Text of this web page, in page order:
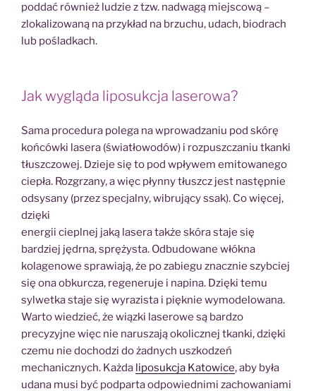
poddać również ludzie z tzw. nadwagą miejscową –
zlokalizowaną na przykład na brzuchu, udach, biodrach
lub pośladkach.
Jak wygląda liposukcja laserowa?
Sama procedura polega na wprowadzaniu pod skórę
końcówki lasera (światłowodów) i rozpuszczaniu tkanki
tłuszczowej. Dzieje się to pod wpływem emitowanego
ciepła. Rozgrzany, a więc płynny tłuszcz jest następnie
odsysany (przez specjalny, wibrujący ssak). Co więcej,
dzięki
energii cieplnej jaką lasera także skóra staje się
bardziej jędrna, sprężysta. Odbudowane włókna
kolagenowe sprawiają, że po zabiegu znacznie szybciej
się ona obkurcza, regeneruje i napina. Dzięki temu
sylwetka staje się wyrazista i pięknie wymodelowana.
Warto wiedzieć, że wiązki laserowe są bardzo
precyzyjne więc nie naruszają okolicznej tkanki, dzięki
czemu nie dochodzi do żadnych uszkodzeń
mechanicznych. Każda liposukcja Katowice, aby była
udana musi być podparta odpowiednimi zachowaniami